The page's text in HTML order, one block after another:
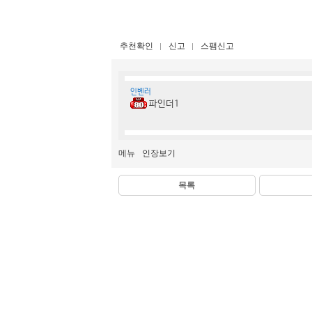
추천확인 신고 스팸신고
인벤러
파인더1
메뉴 인장보기
목록